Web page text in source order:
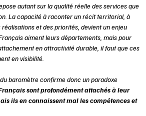
autant sur la qualité réelle des services que
La capacité à raconter un récit territorial, à
réalisations et des priorités, devient un enjeu
aiment leurs départements, mais pour
en attractivité durable, il faut que ces
en visibilité.
baromètre confirme donc un paradoxe
sont profondément attachés à leur
ils en connaissent mal les compétences et